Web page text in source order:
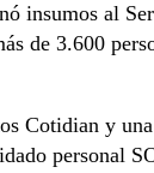
insumos al
de 3.600
Cotidian y
personal